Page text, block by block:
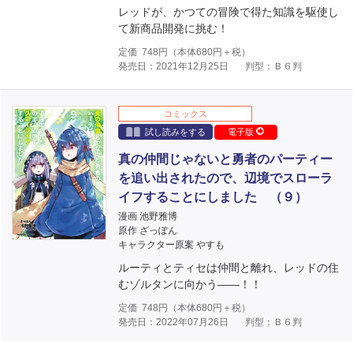
レッドが、かつての冒険で得た知識を駆使し
て新商品開発に挑む！
定価 748 円（本体680円＋税）
発売日：2021年12月25日
判型：Ｂ６判
コミックス
試し読みをする
電子版
真の仲間じゃないと勇者のパーティー
を追い出されたので、辺境でスローラ
イフすることにしました （９）
漫画 池野雅博
原作 ざっぽん
キャラクター原案 やすも
ルーティとティセは仲間と離れ、レッドの住
むゾルタンに向かう――！！
定価 748 円（本体680円＋税）
発売日：2022年07月26日
判型：Ｂ６判